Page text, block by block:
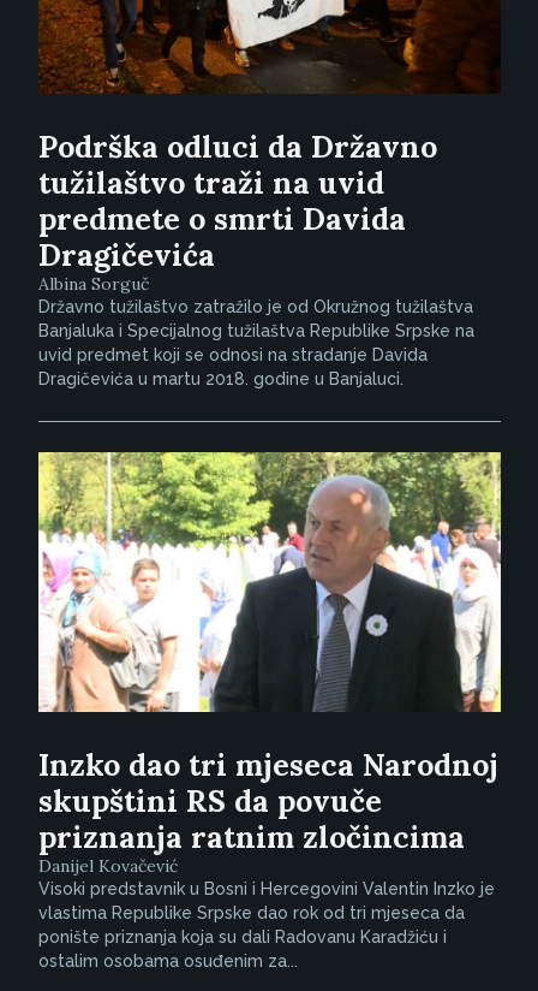
Podrška odluci da Državno
tužilaštvo traži na uvid
predmete o smrti Davida
Dragičevića
Albina Sorguč
Državno tužilaštvo zatražilo je od Okružnog tužilaštva
Banjaluka i Specijalnog tužilaštva Republike Srpske na
uvid predmet koji se odnosi na stradanje Davida
Dragičevića u martu 2018. godine u Banjaluci.
Inzko dao tri mjeseca Narodnoj
skupštini RS da povuče
priznanja ratnim zločincima
Danijel Kovačević
Visoki predstavnik u Bosni i Hercegovini Valentin Inzko je
vlastima Republike Srpske dao rok od tri mjeseca da
ponište priznanja koja su dali Radovanu Karadžiću i
ostalim osobama osuđenim za...